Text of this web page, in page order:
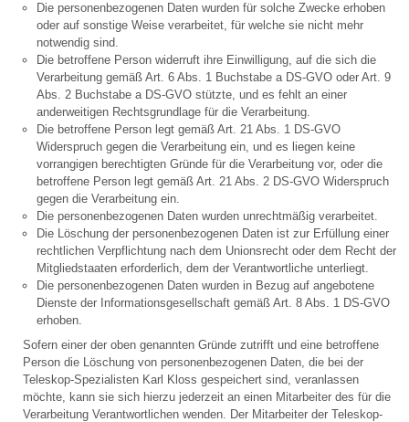
Die personenbezogenen Daten wurden für solche Zwecke erhoben
oder auf sonstige Weise verarbeitet, für welche sie nicht mehr
notwendig sind.
Die betroffene Person widerruft ihre Einwilligung, auf die sich die
Verarbeitung gemäß Art. 6 Abs. 1 Buchstabe a DS-GVO oder Art. 9
Abs. 2 Buchstabe a DS-GVO stützte, und es fehlt an einer
anderweitigen Rechtsgrundlage für die Verarbeitung.
Die betroffene Person legt gemäß Art. 21 Abs. 1 DS-GVO
Widerspruch gegen die Verarbeitung ein, und es liegen keine
vorrangigen berechtigten Gründe für die Verarbeitung vor, oder die
betroffene Person legt gemäß Art. 21 Abs. 2 DS-GVO Widerspruch
gegen die Verarbeitung ein.
Die personenbezogenen Daten wurden unrechtmäßig verarbeitet.
Die Löschung der personenbezogenen Daten ist zur Erfüllung einer
rechtlichen Verpflichtung nach dem Unionsrecht oder dem Recht der
Mitgliedstaaten erforderlich, dem der Verantwortliche unterliegt.
Die personenbezogenen Daten wurden in Bezug auf angebotene
Dienste der Informationsgesellschaft gemäß Art. 8 Abs. 1 DS-GVO
erhoben.
Sofern einer der oben genannten Gründe zutrifft und eine betroffene
Person die Löschung von personenbezogenen Daten, die bei der
Teleskop-Spezialisten Karl Kloss gespeichert sind, veranlassen
möchte, kann sie sich hierzu jederzeit an einen Mitarbeiter des für die
Verarbeitung Verantwortlichen wenden. Der Mitarbeiter der Teleskop-